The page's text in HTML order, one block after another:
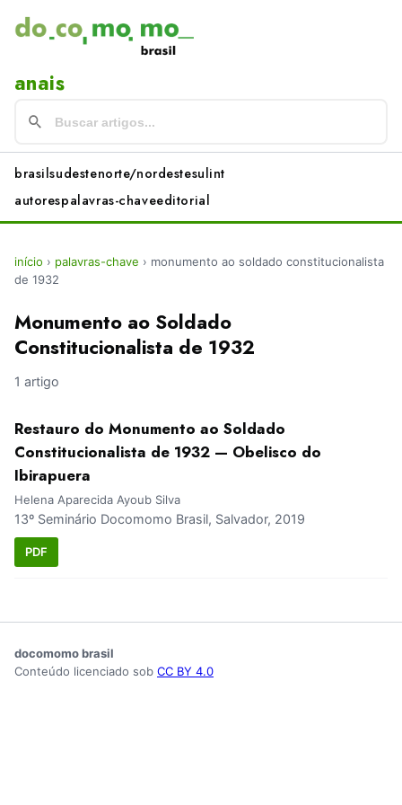
anais
brasilsudestenorte/nordestesulint
autorespalavras-chaveeditorial
início › palavras-chave › monumento ao soldado constitucionalista
de 1932
Monumento ao Soldado
Constitucionalista de 1932
1 artigo
Restauro do Monumento ao Soldado
Constitucionalista de 1932 — Obelisco do
Ibirapuera
Helena Aparecida Ayoub Silva
13º Seminário Docomomo Brasil, Salvador, 2019
PDF
docomomo brasil
Conteúdo licenciado sob CC BY 4.0